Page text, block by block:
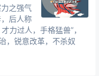
之强气
后人称
力过人，手格猛兽”，
，锐意改革，不杀奴